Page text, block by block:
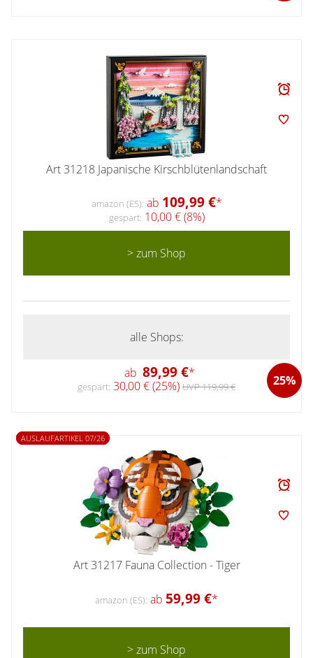
Art 31218 Japanische Kirschblütenlandschaft
amazon (ES): ab 109,99 €*
gespart: 10,00 € (8%)
> zum Shop
alle Shops:
ab 89,99 €* 25%
gespart: 30,00 € (25%) UVP 119,99 €
AUSLAUFARTIKEL 07/26
Art 31217 Fauna Collection - Tiger
amazon (ES): ab 59,99 €*
> zum Shop